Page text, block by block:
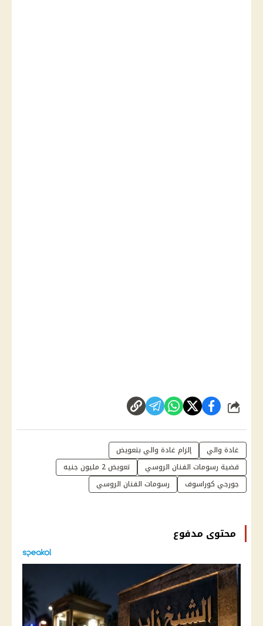
شارك
غادة والي
إلزام غادة والي بتعويض
قضية رسومات الفنان الروسي
تعويض 2 مليون جنيه
جورجي كوراسوف
رسومات الفنان الروسي
محتوى مدفوع